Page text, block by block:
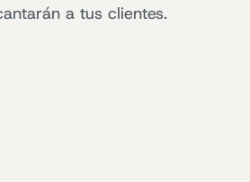
a tus clientes.